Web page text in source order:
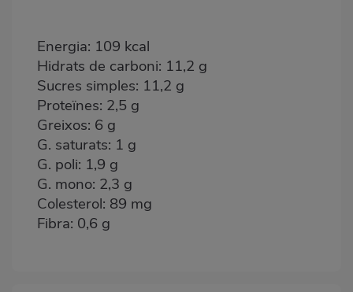
Energia: 109 kcal
Hidrats de carboni: 11,2 g
Sucres simples: 11,2 g
Proteïnes: 2,5 g
Greixos: 6 g
G. saturats: 1 g
G. poli: 1,9 g
G. mono: 2,3 g
Colesterol: 89 mg
Fibra: 0,6 g